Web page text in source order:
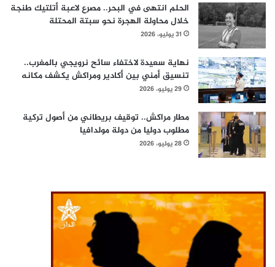
الحلم انتهى في البحر.. مصرع لاعبة أتلتيك طنجة
خلال محاولة الهجرة نحو سبتة المحتلة
31 يوليو، 2026
نهاية سعيدة لاختفاء سائح نرويجي بالمغرب..
تنسيق أمني بين أكادير ومراكش يكشف مكانه
29 يوليو، 2026
مطار مراكش.. توقيف بريطاني من أصول تركية
مطلوب دوليا من دولة مولدافيا
28 يوليو، 2026